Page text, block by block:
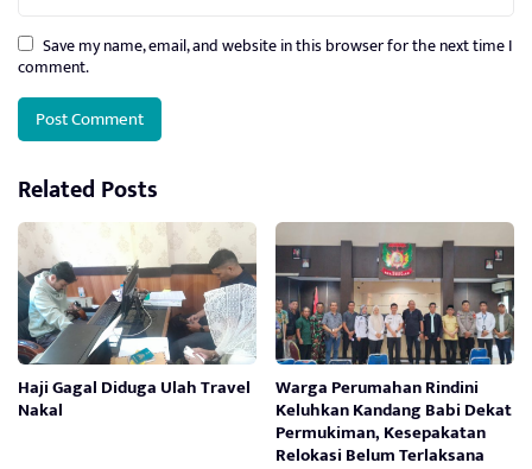
Save my name, email, and website in this browser for the next time I
comment.
Related Posts
Haji Gagal Diduga Ulah Travel
Nakal
Warga Perumahan Rindini
Keluhkan Kandang Babi Dekat
Permukiman, Kesepakatan
Relokasi Belum Terlaksana